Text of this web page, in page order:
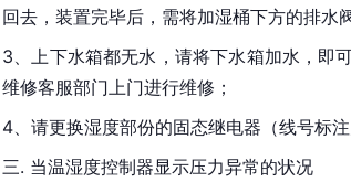
回去，装置完毕后，需将加湿桶下方的排水
3、上下水箱都无水，请将下水箱加水，即
维修客服部门上门进行维修；
4、请更换湿度部份的固态继电器（线号标
三. 当温湿度控制器显示压力异常的状况